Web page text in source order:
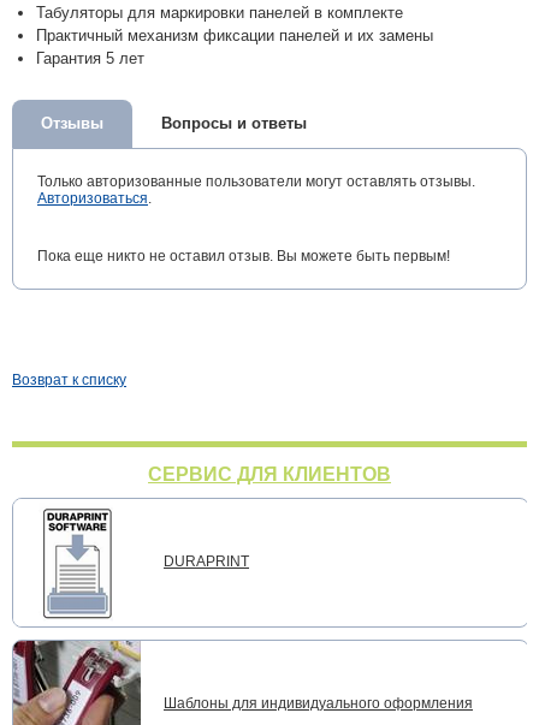
Табуляторы для маркировки панелей в комплекте
Практичный механизм фиксации панелей и их замены
Гарантия 5 лет
Отзывы Вопросы и ответы
Только авторизованные пользователи могут оставлять отзывы.
Авторизоваться.
Пока еще никто не оставил отзыв. Вы можете быть первым!
Возврат к списку
СЕРВИС ДЛЯ КЛИЕНТОВ
DURAPRINT
Шаблоны для индивидуального оформления